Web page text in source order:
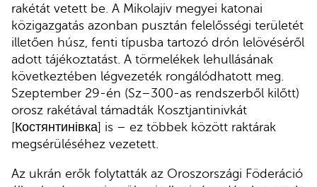
rakétát vetett be. A Mikolajiv megyei katonai
közigazgatás azonban pusztán felelősségi területét
illetően húsz, fenti típusba tartozó drón lelövéséről
adott tájékoztatást. A törmelékek lehullásának
következtében légvezeték rongálódhatott meg.
Szeptember 29-én (Sz–300-as rendszerből kilőtt)
orosz rakétával támadták Kosztjantinivkát
[Костянтинівка] is – ez többek között raktárak
megsérüléséhez vezetett.
Az ukrán erők folytatták az Oroszországi Föderáció